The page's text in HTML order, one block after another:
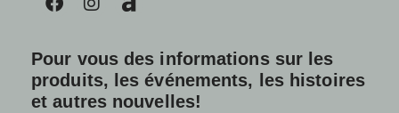
Pour vous des informations sur les
produits, les événements, les histoires
et autres nouvelles!